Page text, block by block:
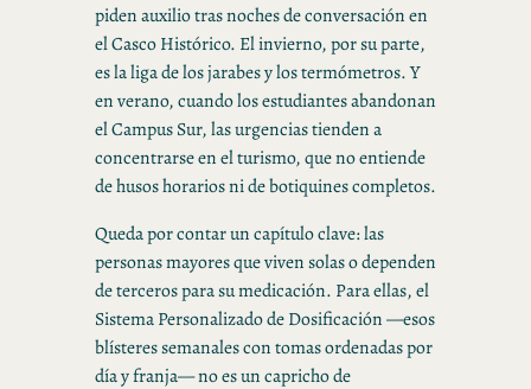
piden auxilio tras noches de conversación en
el Casco Histórico. El invierno, por su parte,
es la liga de los jarabes y los termómetros. Y
en verano, cuando los estudiantes abandonan
el Campus Sur, las urgencias tienden a
concentrarse en el turismo, que no entiende
de husos horarios ni de botiquines completos.
Queda por contar un capítulo clave: las
personas mayores que viven solas o dependen
de terceros para su medicación. Para ellas, el
Sistema Personalizado de Dosificación —esos
blísteres semanales con tomas ordenadas por
día y franja— no es un capricho de